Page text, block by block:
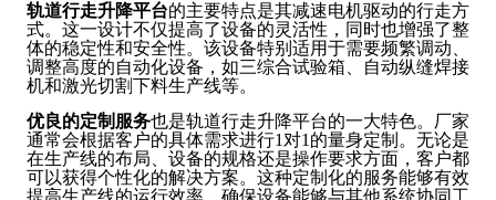
轨道行走升降平台的主要特点是其减速电机驱动的行走方
式。这一设计不仅提高了设备的灵活性，同时也增强了整
体的稳定性和安全性。该设备特别适用于需要频繁调动、
调整高度的自动化设备，如三综合试验箱、自动纵缝焊接
机和激光切割下料生产线等。
优良的定制服务也是轨道行走升降平台的一大特色。厂家
通常会根据客户的具体需求进行1对1的量身定制。无论是
在生产线的布局、设备的规格还是操作要求方面，客户都
可以获得个性化的解决方案。这种定制化的服务能够有效